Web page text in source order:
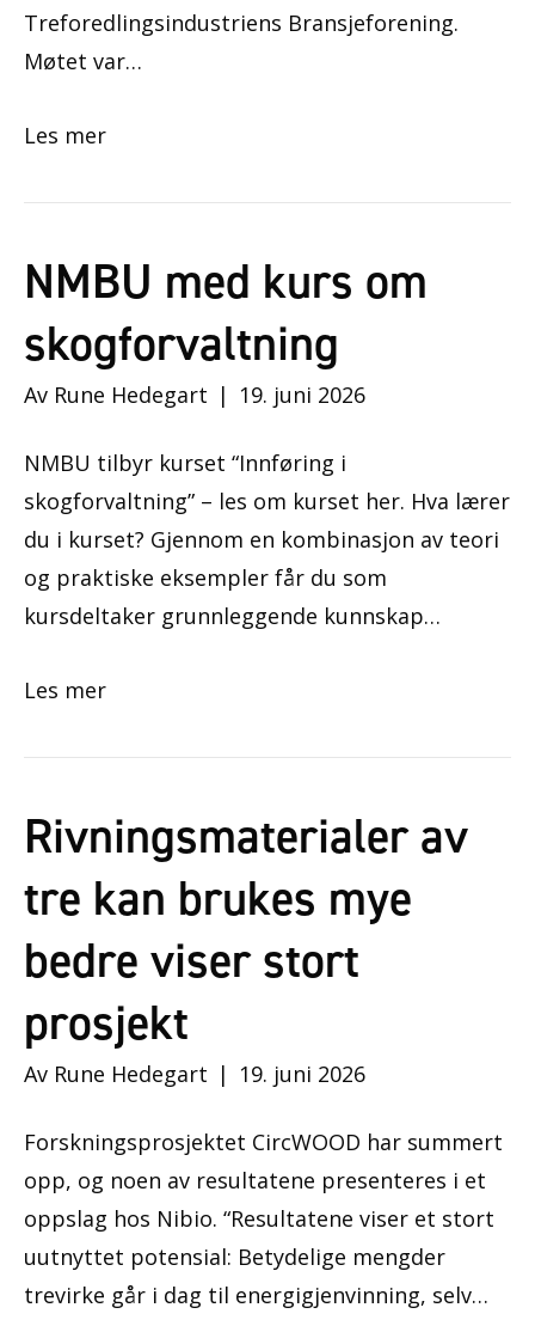
Treforedlingsindustriens Bransjeforening.
Møtet var…
Les mer
NMBU med kurs om
skogforvaltning
Av Rune Hedegart | 19. juni 2026
NMBU tilbyr kurset “Innføring i
skogforvaltning” – les om kurset her. Hva lærer
du i kurset? Gjennom en kombinasjon av teori
og praktiske eksempler får du som
kursdeltaker grunnleggende kunnskap…
Les mer
Rivningsmaterialer av
tre kan brukes mye
bedre viser stort
prosjekt
Av Rune Hedegart | 19. juni 2026
Forskningsprosjektet CircWOOD har summert
opp, og noen av resultatene presenteres i et
oppslag hos Nibio. “Resultatene viser et stort
uutnyttet potensial: Betydelige mengder
trevirke går i dag til energigjenvinning, selv…